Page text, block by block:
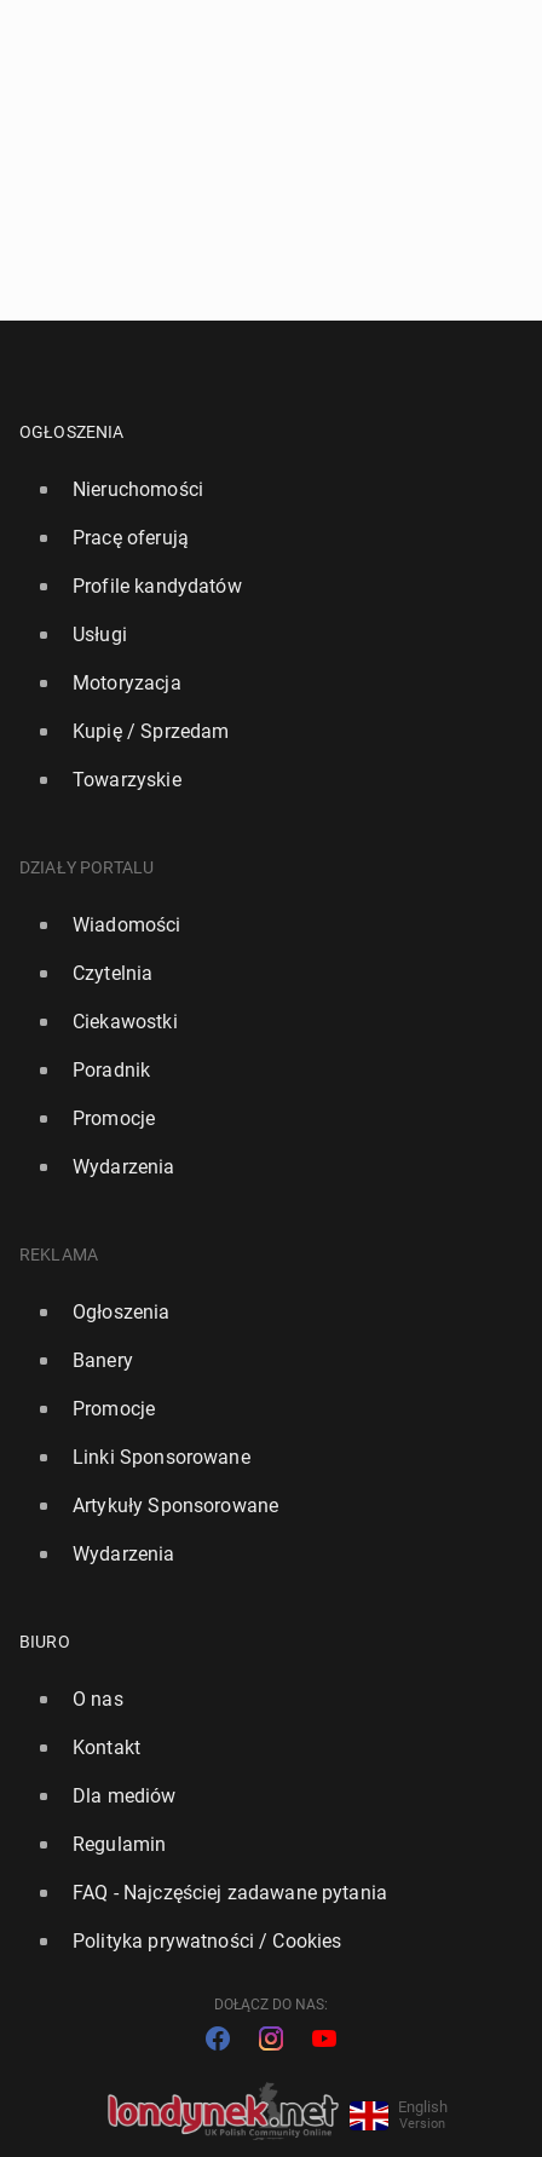
OGŁOSZENIA
Nieruchomości
Pracę oferują
Profile kandydatów
Usługi
Motoryzacja
Kupię / Sprzedam
Towarzyskie
DZIAŁY PORTALU
Wiadomości
Czytelnia
Ciekawostki
Poradnik
Promocje
Wydarzenia
REKLAMA
Ogłoszenia
Banery
Promocje
Linki Sponsorowane
Artykuły Sponsorowane
Wydarzenia
BIURO
O nas
Kontakt
Dla mediów
Regulamin
FAQ - Najczęściej zadawane pytania
Polityka prywatności / Cookies
DOŁĄCZ DO NAS:
English
Version